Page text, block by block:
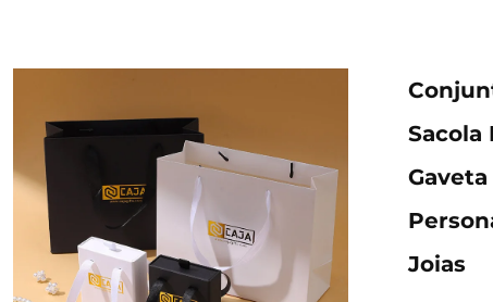
Sacola
Joias